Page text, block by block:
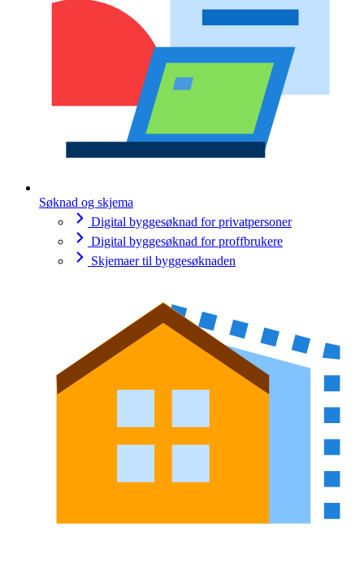
Søknad og skjema
Digital byggesøknad for privatpersoner
Digital byggesøknad for proffbrukere
Skjemaer til byggesøknaden